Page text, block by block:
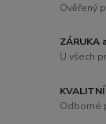
Ověřený
ZÁRUKA
U všech
KVALITNÍ
Odborné